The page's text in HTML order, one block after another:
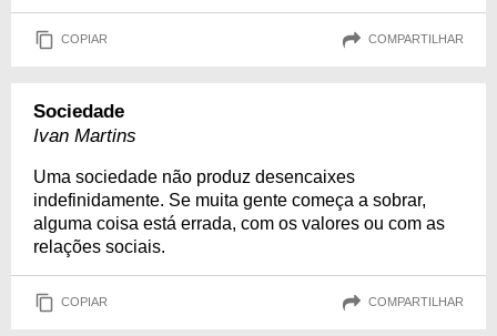
COPIAR COMPARTILHAR
Sociedade
Ivan Martins
Uma sociedade não produz desencaixes
indefinidamente. Se muita gente começa a sobrar,
alguma coisa está errada, com os valores ou com as
relações sociais.
COPIAR COMPARTILHAR